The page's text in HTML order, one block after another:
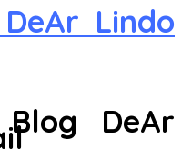
Lindo
DeAr